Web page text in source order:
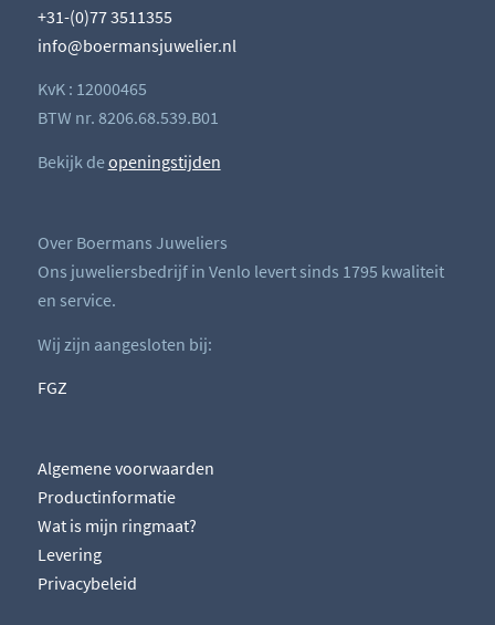
+31-(0)77 3511355
info@boermansjuwelier.nl
KvK : 12000465
BTW nr. 8206.68.539.B01
Bekijk deopeningstijden
Over Boermans Juweliers
Ons juweliersbedrijf in Venlo levert sinds 1795 kwaliteit
en service.
Wij zijn aangesloten bij:
FGZ
Algemene voorwaarden
Productinformatie
Wat is mijn ringmaat?
Levering
Privacybeleid